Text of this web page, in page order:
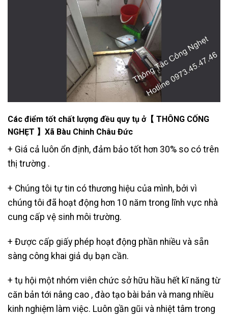
Các điểm tốt chất lượng đều quy tụ ở【 THÔNG CỐNG
NGHẸT 】Xã Bàu Chinh Châu Đức
+ Giá cả luôn ổn định, đảm bảo tốt hơn 30% so có trên
thị trường .
+ Chúng tôi tự tin có thương hiệu của mình, bởi vì
chúng tôi đã hoạt động hơn 10 năm trong lĩnh vực nhà
cung cấp vệ sinh môi trường.
+ Được cấp giấy phép hoạt động phần nhiều và sẵn
sàng công khai giả dụ bạn cần.
+ tụ hội một nhóm viên chức sở hữu hầu hết kĩ năng từ
căn bản tới nâng cao , đào tạo bài bản và mang nhiều
kinh nghiệm làm việc. Luôn gần gũi và nhiệt tâm trong